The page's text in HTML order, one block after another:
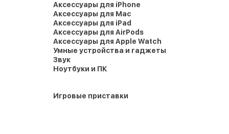
Аксессуары для iPhone
Аксессуары для Mac
Аксессуары для iPad
Аксессуары для AirPods
Аксессуары для Apple Watch
Умные устройства и гаджеты
Звук
Ноутбуки и ПК
Игровые приставки